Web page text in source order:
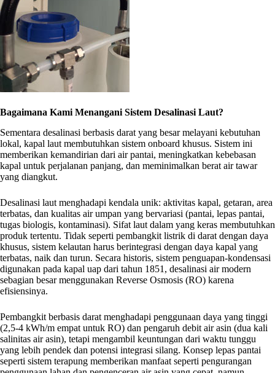
Bagaimana Kami Menangani Sistem Desalinasi Laut?
Sementara desalinasi berbasis darat yang besar melayani kebutuhan
lokal, kapal laut membutuhkan sistem onboard khusus. Sistem ini
memberikan kemandirian dari air pantai, meningkatkan kebebasan
kapal untuk perjalanan panjang, dan meminimalkan berat air tawar
yang diangkut.
Desalinasi laut menghadapi kendala unik: aktivitas kapal, getaran, area
terbatas, dan kualitas air umpan yang bervariasi (pantai, lepas pantai,
tugas biologis, kontaminasi). Sifat laut dalam yang keras membutuhkan
produk tertentu. Tidak seperti pembangkit listrik di darat dengan daya
khusus, sistem kelautan harus berintegrasi dengan daya kapal yang
terbatas, naik dan turun. Secara historis, sistem penguapan-kondensasi
digunakan pada kapal uap dari tahun 1851, desalinasi air modern
sebagian besar menggunakan Reverse Osmosis (RO) karena
efisiensinya.
Pembangkit berbasis darat menghadapi penggunaan daya yang tinggi
(2,5-4 kWh/m empat untuk RO) dan pengaruh debit air asin (dua kali
salinitas air asin), tetapi mengambil keuntungan dari waktu tunggu
yang lebih pendek dan potensi integrasi silang. Konsep lepas pantai
seperti sistem terapung memberikan manfaat seperti pengurangan